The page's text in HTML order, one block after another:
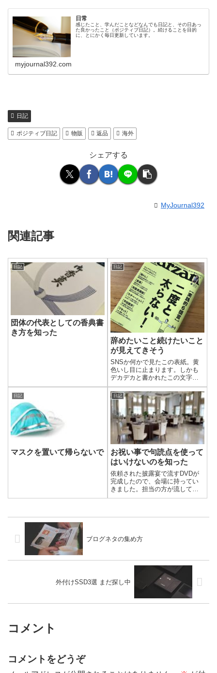
日常
感じたこと、学んだことなどなんでも日記と、その日あっ
た良かったこと（ポジティブ日記）。続けることを目的
に、とにかく毎日更新しています。
myjournal392.com
日記
ポジティブ日記 物販 返品 海外
シェアする
MyJournal392
関連記事
日記
団体の代表としての香典書
き方を知った
日記
辞めたいこと続けたいこと
が見えてきそう
SNSか何かで見たこの表紙。黄
色いし目に止まります。しかも
デカデカと書かれたこの文字。
今の僕にこんな表紙は一度見た
ら忘れられません。
日記
マスクを置いて帰らないで
日記
お祝い事で句読点を使って
はいけないのを知った
依頼された披露宴で流すDVDが
完成したので、会場に持ってい
きました。担当の方が流してく
れるということで、当日披露宴
ブログネタの集め方
外付けSSD3選 まだ探し中
コメント
コメントをどうぞ